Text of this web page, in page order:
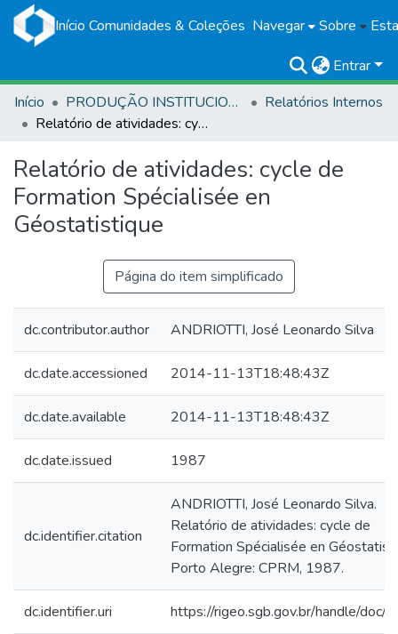
Início Comunidades & Coleções Navegar Sobre
Entrar
Início
PRODUÇÃO INSTITUCIONAL
Relatórios Internos
Relatório de atividades: cycle de Formation Spécialisée en Géostatistique
Relatório de atividades: cycle de
Formation Spécialisée en
Géostatistique
Página do item simplificado
dc.contributor.author ANDRIOTTI, José Leonardo Silva
dc.date.accessioned 2014-11-13T18:48:43Z
dc.date.available 2014-11-13T18:48:43Z
dc.date.issued 1987
dc.identifier.citation
ANDRIOTTI, José Leonardo Silva.
Relatório de atividades: cycle de
Formation Spécialisée en
Porto Alegre: CPRM, 1987.
dc.identifier.uri https://rigeo.sgb.gov.br/handle/doc/